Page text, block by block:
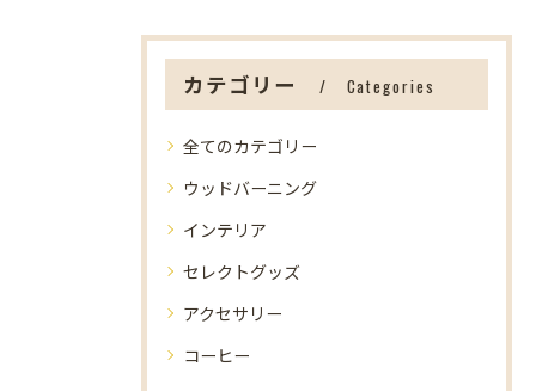
カテゴリー Categories
全てのカテゴリー
ウッドバーニング
インテリア
セレクトグッズ
アクセサリー
コーヒー